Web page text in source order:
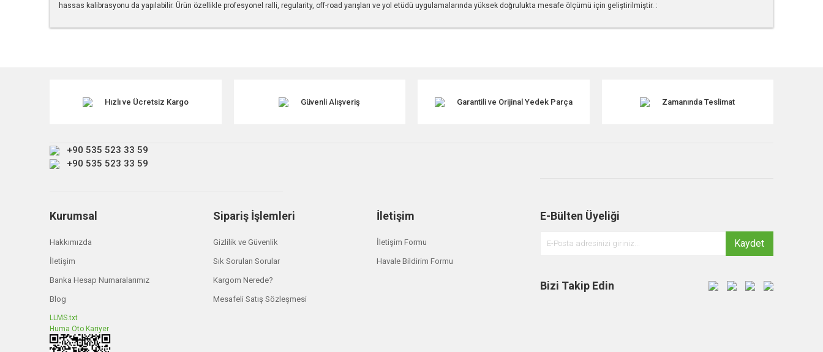
hassas kalibrasyonu da yapılabilir. Ürün özellikle profesyonel ralli, regularity, off-road yarışları ve yol etüdü uygulamalarında yüksek doğrulukta mesafe ölçümü için geliştirilmiştir. :
Ürün açıklamasında eksik bilgiler bulunuyor.
Bu ürüne benzer farklı alternatifler olmalı.
Hızlı ve Ücretsiz Kargo Güvenli Alışveriş Garantili ve Orijinal Yedek Parça Zamanında Teslimat
+90 535 523 33 59
+90 535 523 33 59
Kurumsal
Hakkımızda
İletişim
Banka Hesap Numaralarımız
Blog
LLMS.txt
Huma Oto Kariyer
Sipariş İşlemleri
Gizlilik ve Güvenlik
Sık Sorulan Sorular
Kargom Nerede?
Mesafeli Satış Sözleşmesi
İletişim
İletişim Formu
Havale Bildirim Formu
E-Bülten Üyeliği
Kaydet
Bizi Takip Edin